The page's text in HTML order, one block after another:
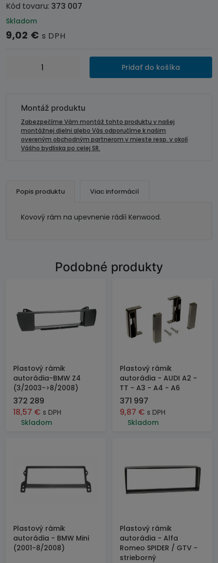
Kód tovaru: 373 007
Skladom
9,02 € s DPH
množstvo
Pridať do košíka
Montáž produktu
Zabezpečíme Vám montáž tohto produktu v našej
montážnej dielni alebo Vás odporučíme k našim
overeným obchodným partnerom v mieste resp. v okolí
Vášho bydliska po celej SR.
Popis produktu Viac informácií
Kovový rám na upevnenie rádií Kenwood.
Podobné produkty
Plastový rámik
autorádia-BMW Z4
(3/2003->8/2008)
372 289
18,57 € s DPH
Skladom
Plastový rámik
autorádia - AUDI A2 -
TT - A3 - A4 - A6
371 997
9,87 € s DPH
Skladom
Plastový rámik
autorádia - BMW Mini
(2001-8/2008)
Plastový rámik
autorádia - Alfa
Romeo SPIDER / GTV -
strieborný